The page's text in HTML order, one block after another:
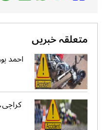
متعلقہ خبریں
احمد